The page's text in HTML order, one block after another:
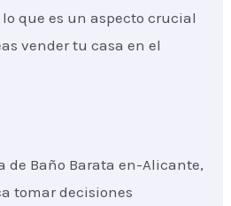
que es un aspecto crucial
vender tu casa en el
de Baño Barata en-Alicante,
tomar decisiones